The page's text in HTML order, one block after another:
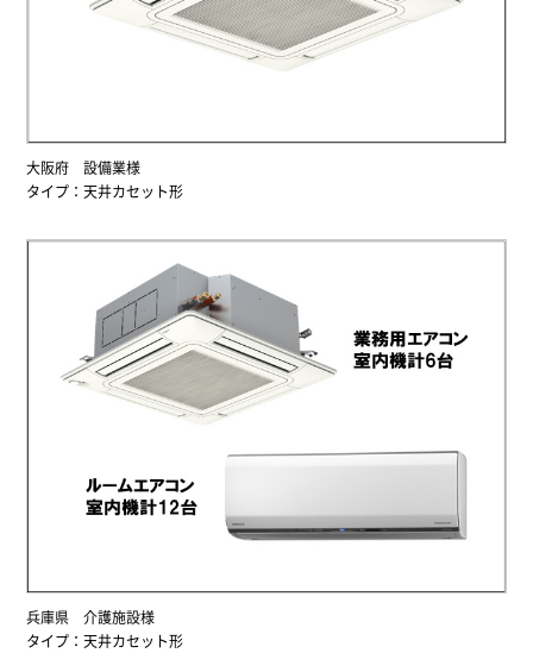
大阪府 設備業様
タイプ：天井カセット形
兵庫県 介護施設様
タイプ：天井カセット形